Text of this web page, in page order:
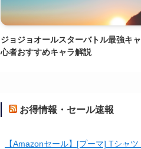
ジョジョオールスターバトル最強キ
心者おすすめキャラ解説
お得情報・セール速報
【Amazonセール】[プーマ] Tシャツ